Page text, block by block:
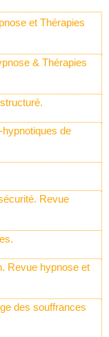
et Thérapies
& Thérapies
de
Revue
Revue hypnose et
des souffrances